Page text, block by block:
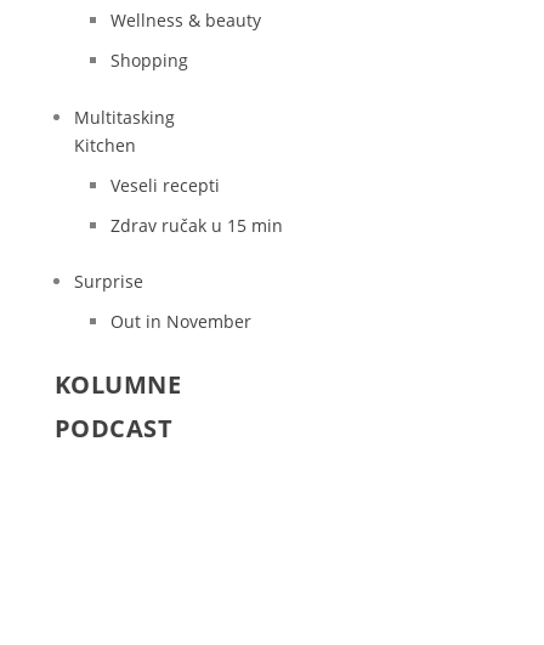
Wellness & beauty
Shopping
Multitasking
Kitchen
Veseli recepti
Zdrav ručak u 15 min
Surprise
Out in November
KOLUMNE
PODCAST